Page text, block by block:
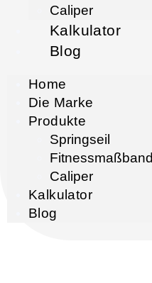
Caliper
Kalkulator
Blog
Home
Die Marke
Produkte
Springseil
Fitnessmaßband
Caliper
Kalkulator
Blog